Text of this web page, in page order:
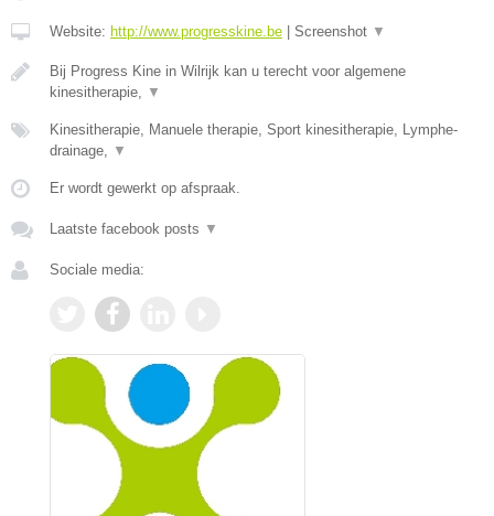
Website: http://www.progresskine.be Screenshot ▼
Bij Progress Kine in Wilrijk kan u terecht voor algemene
kinesitherapie,
▼
Kinesitherapie, Manuele therapie, Sport kinesitherapie, Lymphe-
drainage,
▼
Er wordt gewerkt op afspraak.
Laatste facebook posts ▼
Sociale media: